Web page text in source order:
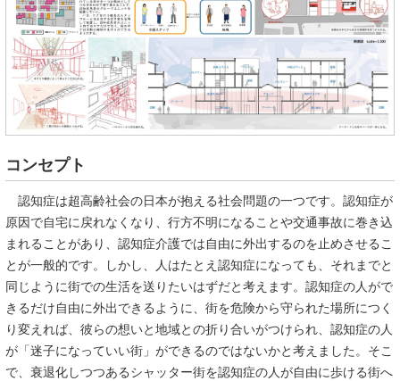
コンセプト
認知症は超高齢社会の日本が抱える社会問題の一つです。認知症が
原因で自宅に戻れなくなり、行方不明になることや交通事故に巻き込
まれることがあり、認知症介護では自由に外出するのを止めさせるこ
とが一般的です。しかし、人はたとえ認知症になっても、それまでと
同じように街での生活を送りたいはずだと考えます。認知症の人がで
きるだけ自由に外出できるように、街を危険から守られた場所につく
り変えれば、彼らの想いと地域との折り合いがつけられ、認知症の人
が「迷子になっていい街」ができるのではないかと考えました。そこ
で、衰退化しつつあるシャッター街を認知症の人が自由に歩ける街へ